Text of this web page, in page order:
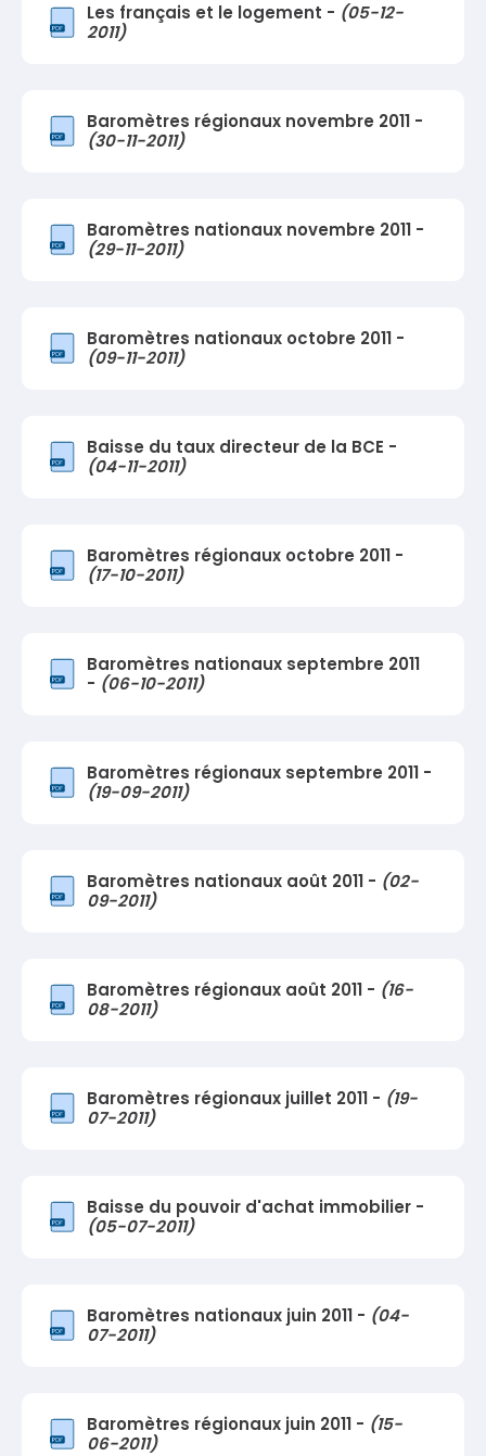
Les français et le logement - (05-12-
2011)
Baromètres régionaux novembre 2011 -
(30-11-2011)
Baromètres nationaux novembre 2011 -
(29-11-2011)
Baromètres nationaux octobre 2011 -
(09-11-2011)
Baisse du taux directeur de la BCE -
(04-11-2011)
Baromètres régionaux octobre 2011 -
(17-10-2011)
Baromètres nationaux septembre 2011
- (06-10-2011)
Baromètres régionaux septembre 2011 -
(19-09-2011)
Baromètres nationaux août 2011 - (02-
09-2011)
Baromètres régionaux août 2011 - (16-
08-2011)
Baromètres régionaux juillet 2011 - (19-
07-2011)
Baisse du pouvoir d'achat immobilier -
(05-07-2011)
Baromètres nationaux juin 2011 - (04-
07-2011)
Baromètres régionaux juin 2011 - (15-
06-2011)